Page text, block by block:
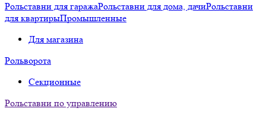
Рольставни для гаражаРольставни для дома, дачиРольставни
для квартирыПромышленные
Для магазина
Рольворота
Секционные
Рольставни по управлению